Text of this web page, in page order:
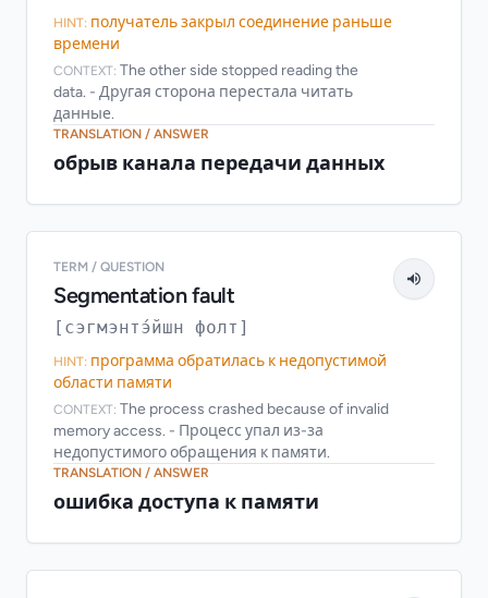
HINT: получатель закрыл соединение раньше
времени
CONTEXT: The other side stopped reading the
data. - Другая сторона перестала читать
данные.
TRANSLATION / ANSWER
обрыв канала передачи данных
TERM / QUESTION
Segmentation fault
[сэгмэнтэ́йшн фолт]
HINT: программа обратилась к недопустимой
области памяти
CONTEXT: The process crashed because of invalid
memory access. - Процесс упал из-за
недопустимого обращения к памяти.
TRANSLATION / ANSWER
ошибка доступа к памяти